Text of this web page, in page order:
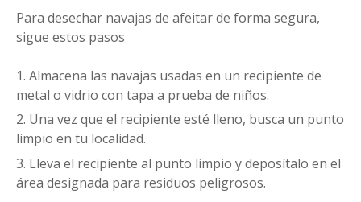
Para desechar navajas de afeitar de forma segura,
sigue estos pasos
Almacena las navajas usadas en un recipiente de
metal o vidrio con tapa a prueba de niños.
Una vez que el recipiente esté lleno, busca un punto
limpio en tu localidad.
Lleva el recipiente al punto limpio y deposítalo en el
área designada para residuos peligrosos.